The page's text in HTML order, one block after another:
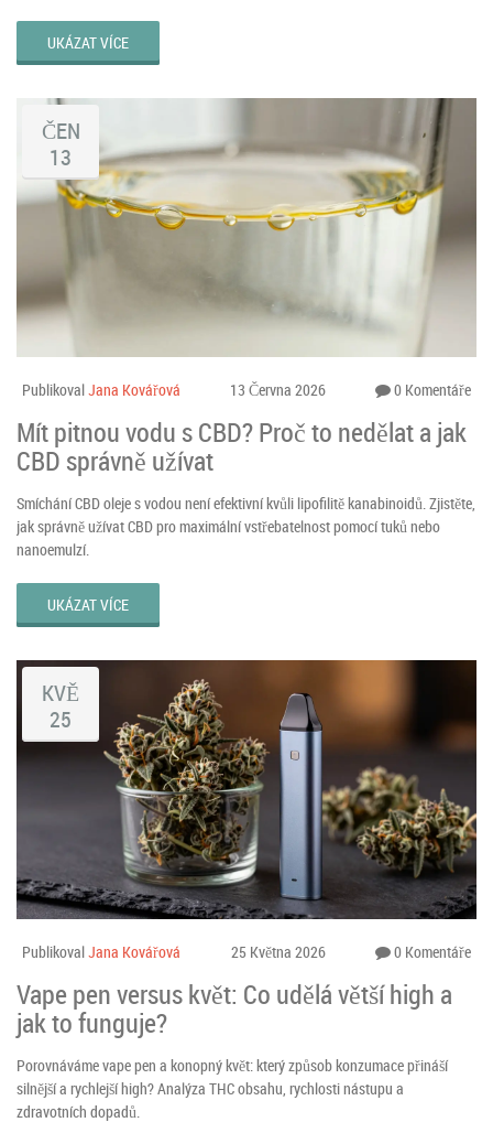
UKÁZAT VÍCE
ČEN
13
PublikovalJana Kovářová 13 Června 2026 0 Komentáře
Mít pitnou vodu s CBD? Proč to nedělat a jak
CBD správně užívat
Smíchání CBD oleje s vodou není efektivní kvůli lipofilitě kanabinoidů. Zjistěte,
jak správně užívat CBD pro maximální vstřebatelnost pomocí tuků nebo
nanoemulzí.
UKÁZAT VÍCE
KVĚ
25
PublikovalJana Kovářová 25 Května 2026 0 Komentáře
Vape pen versus květ: Co udělá větší high a
jak to funguje?
Porovnáváme vape pen a konopný květ: který způsob konzumace přináší
silnější a rychlejší high? Analýza THC obsahu, rychlosti nástupu a
zdravotních dopadů.